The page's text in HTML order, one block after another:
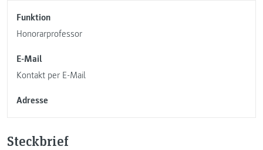
Funktion
Honorarprofessor
E-Mail
Kontakt per E-Mail
Adresse
Steckbrief